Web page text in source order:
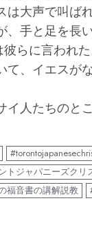
は大声で叫ば
、手と足を長
らに言われ
て、イエスが
イ人たちのと
トジャパニーズクリ
福音書の講解説教